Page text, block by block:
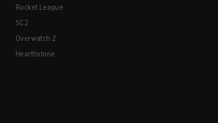
Rocket League
SC2
Overwatch 2
Hearthstone